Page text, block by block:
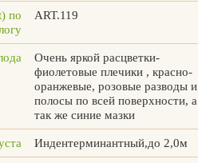
по
ART.119
Очень яркой расцветки-
фиолетовые плечики , красно-
оранжевые, розовые разводы и
полосы по всей поверхности, а
так же синие мазки
Индентерминантный,до 2,0м